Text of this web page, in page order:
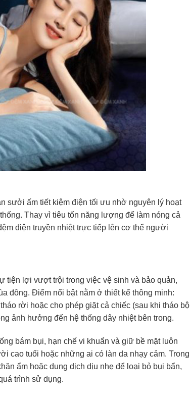
sưởi ấm tiết kiệm điện tối ưu nhờ nguyên lý hoạt
Thay vì tiêu tốn năng lượng để làm nóng cả
điện truyền nhiệt trực tiếp lên cơ thể người
tiện lợi vượt trội trong việc vệ sinh và bảo quản,
đông. Điểm nổi bật nằm ở thiết kế thông minh:
rời hoặc cho phép giặt cả chiếc (sau khi tháo bộ
ảnh hưởng đến hệ thống dây nhiệt bên trong.
bám bụi, hạn chế vi khuẩn và giữ bề mặt luôn
cao tuổi hoặc những ai có làn da nhạy cảm. Trong
ẩm hoặc dung dịch dịu nhẹ để loại bỏ bụi bẩn,
trình sử dụng.